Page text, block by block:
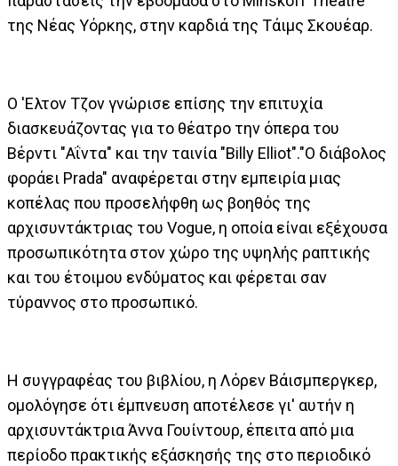
της Νέας Υόρκης, στην καρδιά της Τάιμς Σκουέαρ.
Ο 'Ελτον Τζον γνώρισε επίσης την επιτυχία
διασκευάζοντας για το θέατρο την όπερα του
Βέρντι "Αΐντα" και την ταινία "Billy Elliot"."Ο διάβολος
φοράει Prada" αναφέρεται στην εμπειρία μιας
κοπέλας που προσελήφθη ως βοηθός της
αρχισυντάκτριας του Vogue, η οποία είναι εξέχουσα
προσωπικότητα στον χώρο της υψηλής ραπτικής
και του έτοιμου ενδύματος και φέρεται σαν
τύραννος στο προσωπικό.
Η συγγραφέας του βιβλίου, η Λόρεν Βάισμπεργκερ,
ομολόγησε ότι έμπνευση αποτέλεσε γι' αυτήν η
αρχισυντάκτρια Άννα Γουίντουρ, έπειτα από μια
περίοδο πρακτικής εξάσκησής της στο περιοδικό